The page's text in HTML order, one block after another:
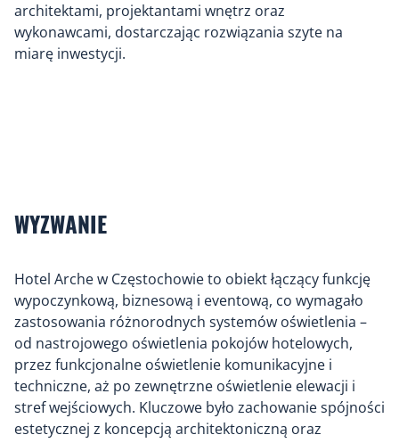
architektami, projektantami wnętrz oraz
wykonawcami, dostarczając rozwiązania szyte na
miarę inwestycji.
WYZWANIE
Hotel Arche w Częstochowie to obiekt łączący funkcję
wypoczynkową, biznesową i eventową, co wymagało
zastosowania różnorodnych systemów oświetlenia –
od nastrojowego oświetlenia pokojów hotelowych,
przez funkcjonalne oświetlenie komunikacyjne i
techniczne, aż po zewnętrzne oświetlenie elewacji i
stref wejściowych. Kluczowe było zachowanie spójności
estetycznej z koncepcją architektoniczną oraz